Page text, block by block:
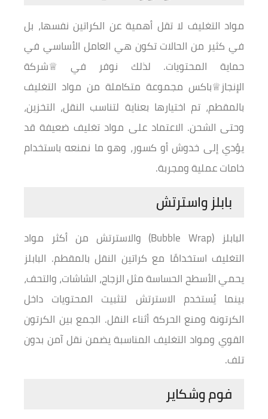
مواد التغليف لا تقل أهمية عن الكراتين نفسها، بل
في كثير من الحالات تكون هي العامل الأساسي في
حماية المحتويات. لذلك نوفر في ♕شركة
الإنجاز♕باكس مجموعة متكاملة من مواد التغليف
بالمقطم، تم اختيارها بعناية لتناسب النقل، التخزين،
وحتى الشحن. الاعتماد على مواد تغليف ضعيفة قد
يؤدي إلى خدوش أو كسور، وهو ما نمنعه باستخدام
خامات عملية ومجربة.
بابلز واسترتش
البابلز (Bubble Wrap) والاسترتش من أكثر مواد
التغليف استخدامًا مع كراتين النقل بالمقطم. البابلز
يحمي الأسطح الحساسة مثل الزجاج، الشاشات، والتحف،
بينما يُستخدم الاسترتش لتثبيت المحتويات داخل
الكرتونة ومنع الحركة أثناء النقل. الجمع بين الكرتون
القوي ومواد التغليف المناسبة يضمن نقل آمن بدون
تلف.
فوم وشكاير